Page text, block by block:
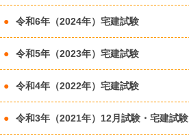
令和6年（2024年）宅建試験
令和5年（2023年）宅建試験
令和4年（2022年）宅建試験
令和3年（2021年）12月試験・宅建試験